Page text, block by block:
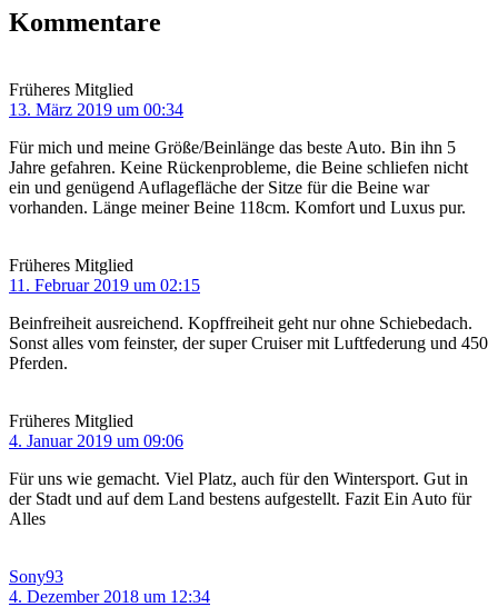
Kommentare
Früheres Mitglied
13. März 2019 um 00:34
Für mich und meine Größe/Beinlänge das beste Auto. Bin ihn 5
Jahre gefahren. Keine Rückenprobleme, die Beine schliefen nicht
ein und genügend Auflagefläche der Sitze für die Beine war
vorhanden. Länge meiner Beine 118cm. Komfort und Luxus pur.
Früheres Mitglied
11. Februar 2019 um 02:15
Beinfreiheit ausreichend. Kopffreiheit geht nur ohne Schiebedach.
Sonst alles vom feinster, der super Cruiser mit Luftfederung und 450
Pferden.
Früheres Mitglied
4. Januar 2019 um 09:06
Für uns wie gemacht. Viel Platz, auch für den Wintersport. Gut in
der Stadt und auf dem Land bestens aufgestellt. Fazit Ein Auto für
Alles
Sony93
4. Dezember 2018 um 12:34